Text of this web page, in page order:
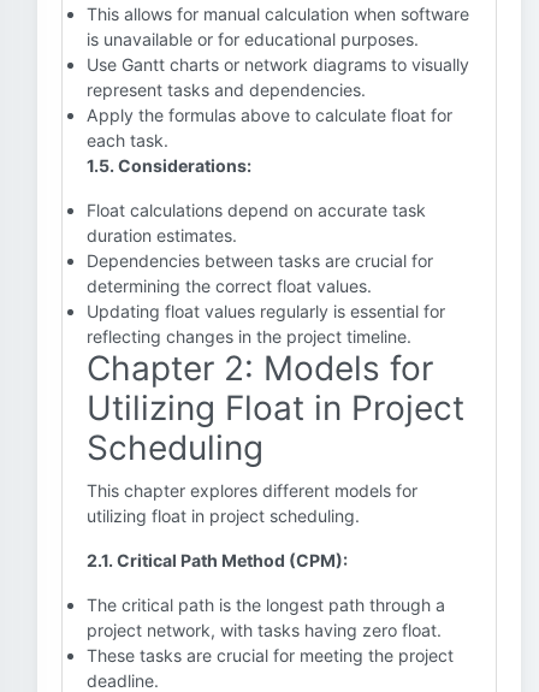
This allows for manual calculation when software
is unavailable or for educational purposes.
Use Gantt charts or network diagrams to visually
represent tasks and dependencies.
Apply the formulas above to calculate float for
each task.
1.5. Considerations:
Float calculations depend on accurate task
duration estimates.
Dependencies between tasks are crucial for
determining the correct float values.
Updating float values regularly is essential for
reflecting changes in the project timeline.
Chapter 2: Models for
Utilizing Float in Project
Scheduling
This chapter explores different models for
utilizing float in project scheduling.
2.1. Critical Path Method (CPM):
The critical path is the longest path through a
project network, with tasks having zero float.
These tasks are crucial for meeting the project
deadline.